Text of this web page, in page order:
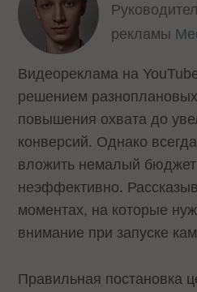
рекламы
Видеореклама на
решением
повышения охвата до
конверсий. Однако
вложить немалый бюджет
неэффективно.
моментах, на которые
внимание при запуске
Правильная постановка